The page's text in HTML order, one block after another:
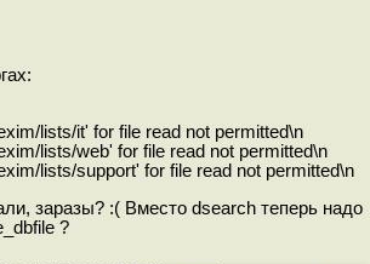
lists/it' for file read not permitted\n
lists/web' for file read not permitted\n
lists/support' for file read not permitted\n
заразы? :( Вместо dsearch теперь надо
?